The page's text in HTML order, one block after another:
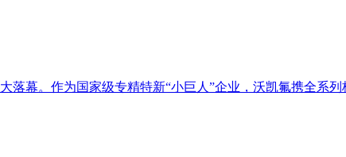
落幕。作为国家级专精特新“小巨人”企业，沃凯氟携全系